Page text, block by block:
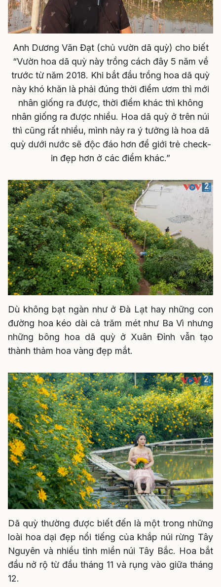
Video
Anh Dương Văn Đạt (chủ vườn dã quỳ) cho biết
“Vườn hoa dã quỳ này trồng cách đây 5 năm về
trước từ năm 2018. Khi bắt đầu trồng hoa dã quỳ
này khó khăn là phải đúng thời điểm ươm thì mới
nhân giống ra được, thời điểm khác thì không
nhân giống ra được nhiều. Hoa dã quỳ ở trên núi
thì cũng rất nhiều, mình nảy ra ý tưởng là hoa dã
quỳ dưới nước sẽ độc đáo hơn để giới trẻ check-
in đẹp hơn ở các điểm khác.”
Dù không bạt ngàn như ở Đà Lạt hay những con
đường hoa kéo dài cả trăm mét như Ba Vì nhưng
những bông hoa dã quỳ ở Xuân Đỉnh vẫn tạo
thành thảm hoa vàng đẹp mắt.
Dã quỳ thường được biết đến là một trong những
loài hoa dại đẹp nổi tiếng của khắp núi rừng Tây
Nguyên và nhiều tỉnh miền núi Tây Bắc. Hoa bắt
đầu nở rộ từ đầu tháng 11 và rụng vào giữa tháng
12.